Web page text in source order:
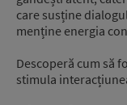
care susține
menține energia
Descoperă cum să
stimula